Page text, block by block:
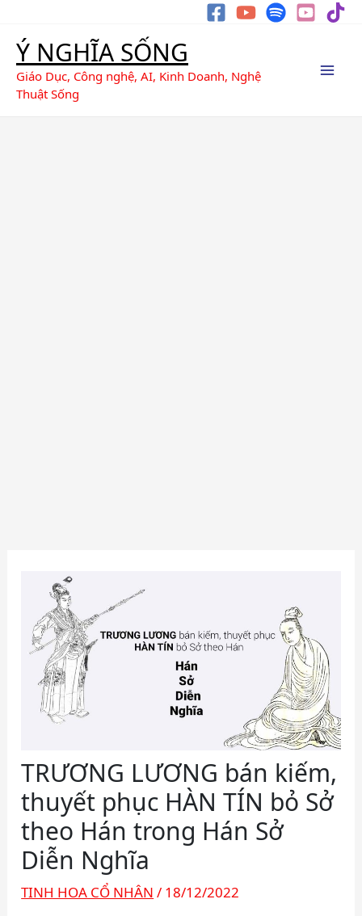
nội
dung
Ý NGHĨA SỐNG
Giáo Dục, Công nghệ, AI, Kinh Doanh, Nghệ
Thuật Sống
TRƯƠNG LƯƠNG bán kiếm,
thuyết phục HÀN TÍN bỏ Sở
theo Hán trong Hán Sở
Diễn Nghĩa
TINH HOA CỔ NHÂN / 18/12/2022